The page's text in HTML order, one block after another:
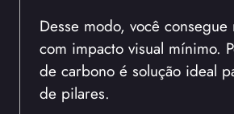
Desse modo, você
com impacto visual mínimo.
de carbono é solução ideal
de pilares.